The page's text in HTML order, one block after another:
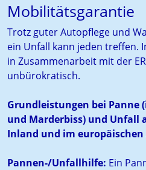
Mobilitätsgarantie
Trotz guter Autopflege und
ein Unfall kann jeden treffen.
in Zusammenarbeit mit der
unbürokratisch.
Grundleistungen bei Panne
und Marderbiss) und Unfall
Inland und im
Pannen-/Unfallhilfe: Ein